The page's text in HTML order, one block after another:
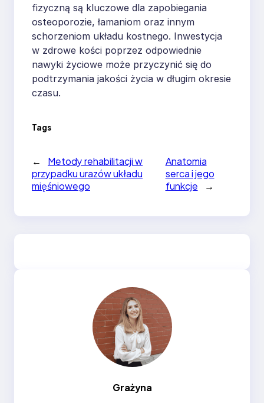
fizyczną są kluczowe dla zapobiegania
osteoporozie, łamaniom oraz innym
schorzeniom układu kostnego. Inwestycja
w zdrowe kości poprzez odpowiednie
nawyki życiowe może przyczynić się do
podtrzymania jakości życia w długim okresie
czasu.
Tags
←
Metody rehabilitacji w
przypadku urazów układu
mięśniowego
Anatomia
serca i jego
funkcje
→
Grażyna